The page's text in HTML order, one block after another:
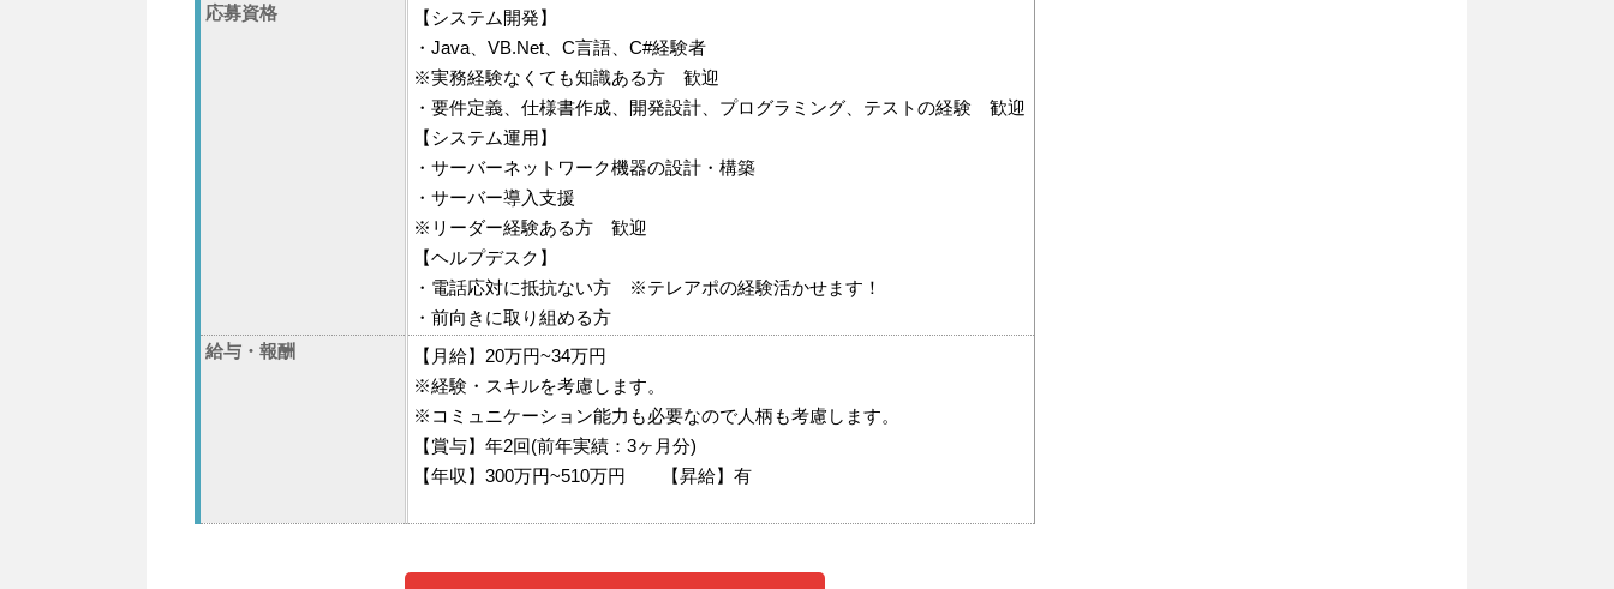
応募資格
【システム開発】
・Java、VB.Net、C言語、C#経験者
※実務経験なくても知識ある方 歓迎
・要件定義、仕様書作成、開発設計、プログラミング、テストの経験 歓迎
【システム運用】
・サーバーネットワーク機器の設計・構築
・サーバー導入支援
※リーダー経験ある方 歓迎
【ヘルプデスク】
・電話応対に抵抗ない方 ※テレアポの経験活かせます！
・前向きに取り組める方
給与・報酬
【月給】20万円~34万円
※経験・スキルを考慮します。
※コミュニケーション能力も必要なので人柄も考慮します。
【賞与】年2回(前年実績：3ヶ月分)
【年収】300万円~510万円 【昇給】有